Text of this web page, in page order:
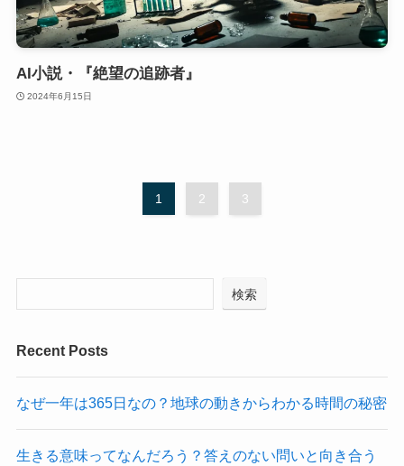
AI小説・『絶望の追跡者』
2024年6月15日
1 2 3
検索
Recent Posts
なぜ一年は365日なの？地球の動きからわかる時間の秘密
生きる意味ってなんだろう？答えのない問いと向き合う